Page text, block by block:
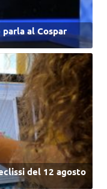
al Cospar
del 12 agosto